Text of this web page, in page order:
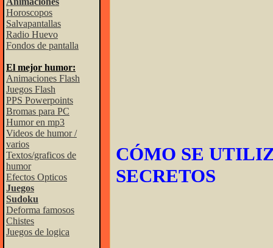
Horoscopos
Salvapantallas
Radio Huevo
Fondos de pantalla
El mejor humor:
Animaciones Flash
Juegos Flash
PPS Powerpoints
Bromas para PC
Humor en mp3
Videos de humor /
varios
Textos/graficos de
humor
Efectos Opticos
Juegos
Sudoku
Deforma famosos
Chistes
Juegos de logica
CÓMO SE
SECRETOS